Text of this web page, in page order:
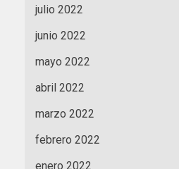
julio 2022
junio 2022
mayo 2022
abril 2022
marzo 2022
febrero 2022
enero 2022